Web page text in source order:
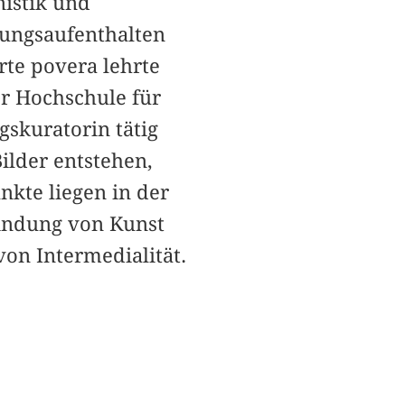
povera lehrte
Hochschule für
tätig
entstehen,
liegen in der
von Kunst
Intermedialität.